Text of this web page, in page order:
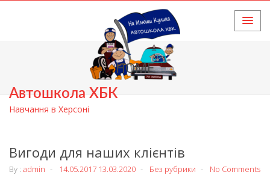
Автошкола ХБК
Навчання в Херсоні
HOME
Вигоди для наших клієнтів
By : admin 14.05.2017 13.03.2020 Без рубрики No Comments